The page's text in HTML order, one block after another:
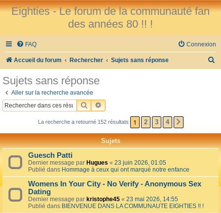
Eighties - Le forum de la communauté fan
des années 80 !! !
FAQ Connexion
Accueil du forum Rechercher Sujets sans réponse
h
r
Sujets sans réponse
Aller sur la recherche avancée
RECHERCHER
RECHERCHE AVANCÉE
La recherche a retourné 152 résultats 1 2 3 4
Sujets
Guesch Patti
Dernier message par Hugues « 23 juin 2026, 01:05
Publié dans Hommage à ceux qui ont marqué notre enfance
Womens In Your City - No Verify - Anonymous Sex
Dating
Dernier message par kristophe45 « 23 mai 2026, 14:55
Publié dans BIENVENUE DANS LA COMMUNAUTE EIGHTIES !! !